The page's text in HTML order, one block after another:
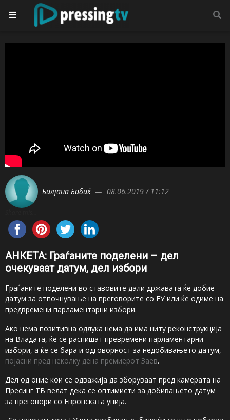
Билјана Бабиќ 08.06.2019 / 11:12
АНКЕТА: Граѓаните поделени – дел
очекуваат датум, дел избори
Граѓаните поделени во ставовите дали државата ќе добие
датум за отпочнување на преговорите со ЕУ или ќе одиме на
предвремени парламентарни избори.
Ако нема позитивна одлука нема да има ниту реконструкција
на Владата, ќе се распишат превремени парламентарни
избори, а ќе се бара и одговорност за недобивањето датум,
појасни пред неколку дена премиерот Заев.
Дел од оние кои се одважија да зборуваат пред камерата на
Пресинг ТВ велат дека се оптимисти за добивањето датум
за преговори со Европската унија.